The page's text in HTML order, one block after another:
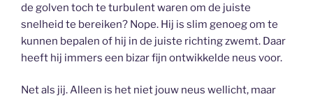
de golven toch te turbulent waren om de juiste
snelheid te bereiken? Nope. Hij is slim genoeg om te
kunnen bepalen of hij in de juiste richting zwemt. Daar
heeft hij immers een bizar fijn ontwikkelde neus voor.
Net als jij. Alleen is het niet jouw neus wellicht, maar